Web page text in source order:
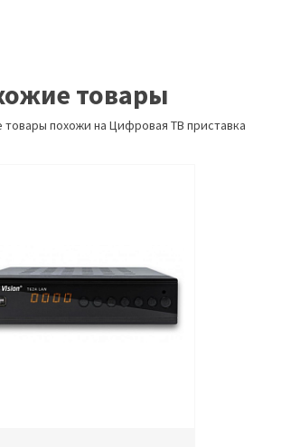
товары
товары похожи на Цифровая ТВ приставка